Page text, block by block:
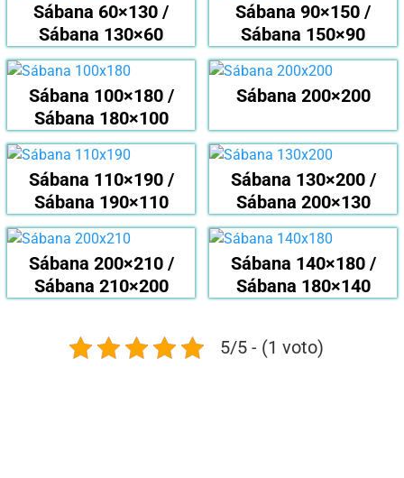
Sábana 60×130 /
Sábana 130×60
Sábana 90×150 /
Sábana 150×90
Sábana 100×180 /
Sábana 180×100
Sábana 200×200
Sábana 110×190 /
Sábana 190×110
Sábana 130×200 /
Sábana 200×130
Sábana 200×210 /
Sábana 210×200
Sábana 140×180 /
Sábana 180×140
5/5 - (1 voto)